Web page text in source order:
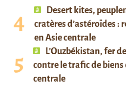
Desert kites,
cratères d’astéroïdes :
en Asie centrale
L’Ouzbékistan, fer
contre le trafic de biens
centrale